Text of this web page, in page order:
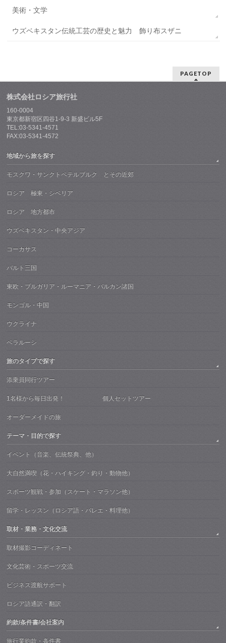
美術・文学
ウズベキスタン伝統工芸の歴史と魅力 飾り布スザニ
PAGETOP
株式会社ロシア旅行社
160-0004
東京都新宿区四谷1-9-3 新盛ビル5F
TEL:03-5341-4571
FAX:03-5341-4572
地域から旅を探す
モスクワ・サンクトペテルブルク とその近郊
ロシア 極東・シベリア
ロシア 地方都市
ウズベキスタン・中央アジア
コーカサス
バルト三国
東欧・ブルガリア・ルーマニア・バルカン諸国
モンゴル・中国
ウクライナ
ベラルーシ
旅のタイプで探す
添乗員同行ツアー
1名様から毎日出発！ 個人セットツアー
オーダーメイドの旅
テーマ・目的で探す
イベント（音楽、伝統祭典、他）
大自然満喫（花・ハイキング・釣り・動物他）
スポーツ観戦・参加（スケート・マラソン他）
留学・レッスン（ロシア語・バレエ・料理他）
取材・業務・文化交流
取材撮影コーディネート
文化芸術・スポーツ交流
ビジネス渡航サポート
ロシア語通訳・翻訳
約款/条件書/会社案内
旅行業約款・条件書